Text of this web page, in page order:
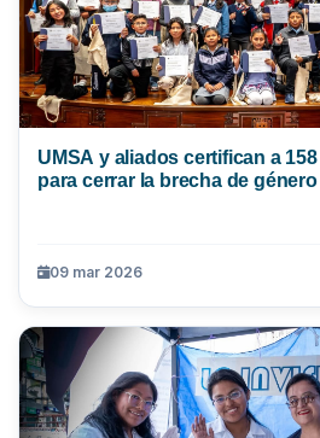
UMSA y aliados certifican a
para cerrar la brecha de
09 mar 2026